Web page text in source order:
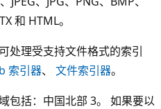
和 HTML。
处理受支持文件格式的索引
索引器、 文件索引器。
包括：中国北部 3。 如果要以